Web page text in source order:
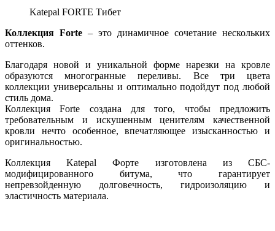
Katepal FORTE Тибет
Коллекция Forte – это динамичное сочетание нескольких
оттенков.
Благодаря новой и уникальной форме нарезки на кровле
образуются многогранные переливы. Все три цвета
коллекции универсальны и оптимально подойдут под любой
стиль дома.
Коллекция Forte создана для того, чтобы предложить
требовательным и искушенным ценителям качественной
кровли нечто особенное, впечатляющее изысканностью и
оригинальностью.
Коллекция Katepal Форте изготовлена из СБС-
модифицированного битума, что гарантирует
непревзойденную долговечность, гидроизоляцию и
эластичность материала.